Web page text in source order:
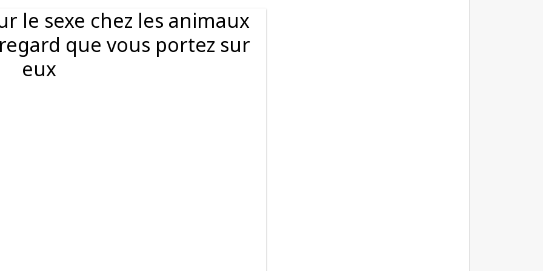
le sexe chez les animaux
que vous portez sur
eux